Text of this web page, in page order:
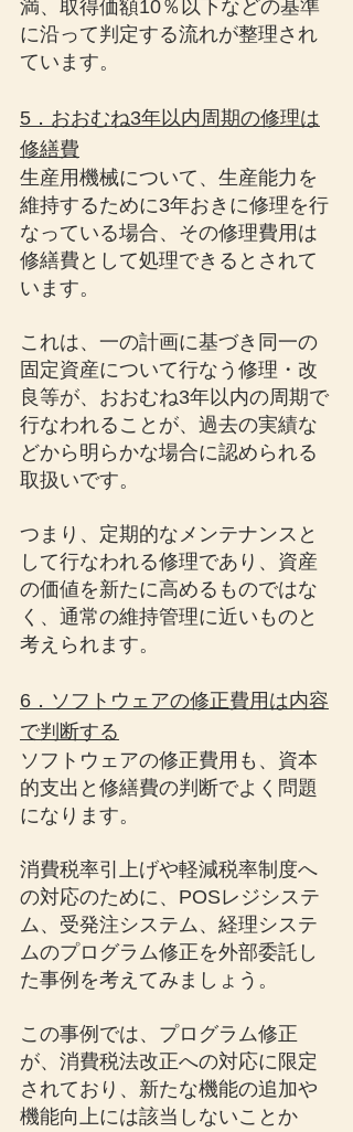
満、取得価額10％以下などの基準
に沿って判定する流れが整理され
ています。
5．おおむね3年以内周期の修理は
修繕費
生産用機械について、生産能力を
維持するために3年おきに修理を行
なっている場合、その修理費用は
修繕費として処理できるとされて
います。
これは、一の計画に基づき同一の
固定資産について行なう修理・改
良等が、おおむね3年以内の周期で
行なわれることが、過去の実績な
どから明らかな場合に認められる
取扱いです。
つまり、定期的なメンテナンスと
して行なわれる修理であり、資産
の価値を新たに高めるものではな
く、通常の維持管理に近いものと
考えられます。
6．ソフトウェアの修正費用は内容
で判断する
ソフトウェアの修正費用も、資本
的支出と修繕費の判断でよく問題
になります。
消費税率引上げや軽減税率制度へ
の対応のために、POSレジシステ
ム、受発注システム、経理システ
ムのプログラム修正を外部委託し
た事例を考えてみましょう。
この事例では、プログラム修正
が、消費税法改正への対応に限定
されており、新たな機能の追加や
機能向上には該当しないことか